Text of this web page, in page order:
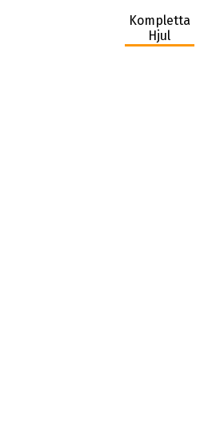
Kompletta
Hjul